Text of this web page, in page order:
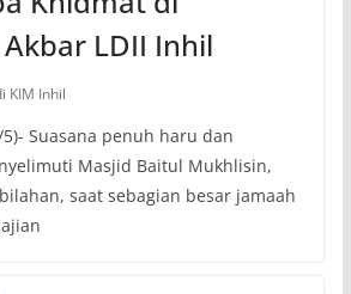
LDII Inhil
KIM Inhil
5)- Suasana penuh haru dan
Masjid Baitul Mukhlisin,
saat sebagian besar jamaah